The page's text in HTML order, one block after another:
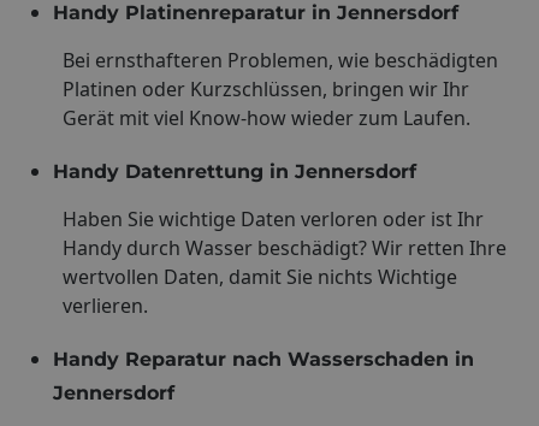
Handy Platinenreparatur in Jennersdorf
Bei ernsthafteren Problemen, wie beschädigten
Platinen oder Kurzschlüssen, bringen wir Ihr
Gerät mit viel Know-how wieder zum Laufen.
Handy Datenrettung in Jennersdorf
Haben Sie wichtige Daten verloren oder ist Ihr
Handy durch Wasser beschädigt? Wir retten Ihre
wertvollen Daten, damit Sie nichts Wichtige
verlieren.
Handy Reparatur nach Wasserschaden in
Jennersdorf